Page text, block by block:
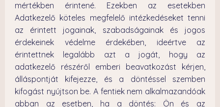
mértékben érintené. Ezekben az esetekben
Adatkezelő köteles megfelelő intézkedéseket tenni
az érintett jogainak, szabadságainak és jogos
érdekeinek védelme érdekében, ideértve az
érintettnek legalább azt a jogát, hogy az
adatkezelő részéről emberi beavatkozást kérjen,
álláspontját kifejezze, és a döntéssel szemben
kifogást nyújtson be. A fentiek nem alkalmazandóak
abban az esetben, ha a döntés: Ön és az